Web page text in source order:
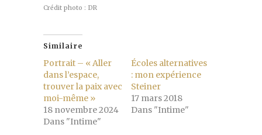
Crédit photo : DR
Similaire
Portrait – « Aller
dans l’espace,
trouver la paix avec
moi-même »
18 novembre 2024
Dans "Intime"
Écoles alternatives
: mon expérience
Steiner
17 mars 2018
Dans "Intime"